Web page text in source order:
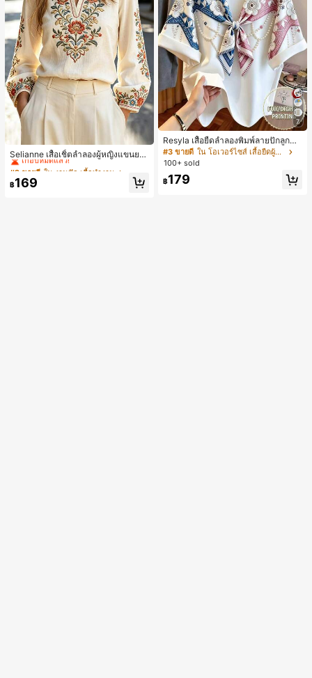
Selianne เสื้อเชิ้ตลำลองผู้หญิงแขนยา
ว คอวีเว้า ลายดอกไม้
#2 ขายดี
ใน งานปัก เสื้อทำงาน
เกือบหมดแล้ว!
#2 ขายดี ใน งานปัก เสื้อทำงาน
เกือบหมดแล้ว!
#2 ขายดี ใน งานปัก เสื้อทำงาน
เกือบหมดแล้ว!
#2 ขายดี
฿169
7
Resyla เสื้อยืดลำลองพิมพ์ลายปักลูกปัด
รูปโบว์ขนาดใหญ่สำหรับผู้หญิง
#3 ขายดี
ใน โอเวอร์ไซส์ เสื้อยืดผู้หญิง
100+ sold
฿179